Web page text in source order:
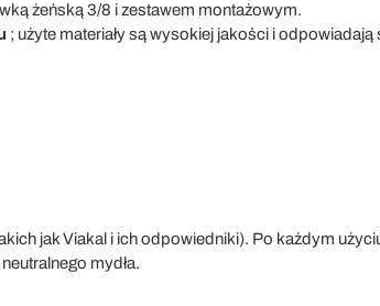
żeńską 3/8 i zestawem montażowym.
; użyte materiały są wysokiej jakości i
jak Viakal i ich odpowiedniki). Po każdym
mydła.